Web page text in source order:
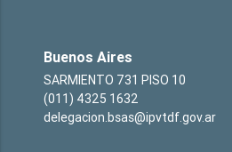
Buenos Aires
SARMIENTO 731 PISO 10
(011) 4325 1632
delegacion.bsas@ipvtdf.gov.ar